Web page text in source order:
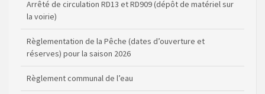
Arrêté de circulation RD13 et RD909 (dépôt de matériel sur
la voirie)
Règlementation de la Pêche (dates d’ouverture et
réserves) pour la saison 2026
Règlement communal de l’eau